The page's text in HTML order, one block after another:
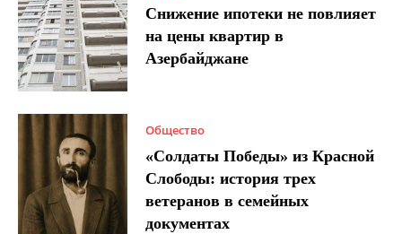
Снижение ипотеки не повлияет
на цены квартир в
Азербайджане
Общество
«Солдаты Победы» из Красной
Слободы: история трех
ветеранов в семейных
документах